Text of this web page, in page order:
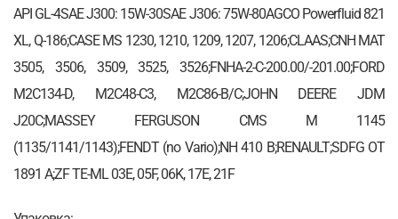
API GL-4SAE J300: 15W-30SAE J306: 75W-80AGCO Powerfluid 821
XL, Q-186;CASE MS 1230, 1210, 1209, 1207, 1206;CLAAS;CNH MAT
3505, 3506, 3509, 3525, 3526;FNHA-2-C-200.00/-201.00;FORD
M2C134-D, M2C48-C3, M2C86-B/C;JOHN DEERE JDM
J20C;MASSEY FERGUSON CMS M 1145
(1135/1141/1143);FENDT (no Vario);NH 410 B;RENAULT;SDFG OT
1891 A;ZF TE-ML 03E, 05F, 06K, 17E, 21F